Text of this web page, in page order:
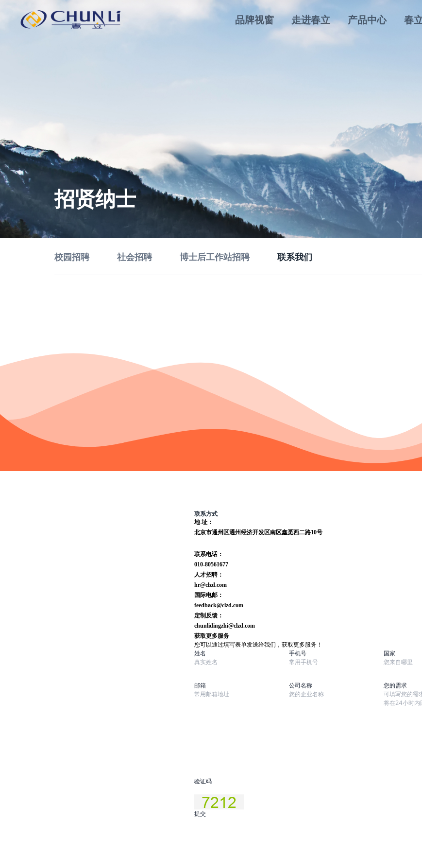
京
市
司
品牌视窗 走进春立 产品中心 春
招贤纳士
校园招聘 社会招聘 博士后工作站招聘 联系我们
联系方式
地 址：
北京市通州区通州经济开发区南区鑫觅西二路10号
联系电话：
010-80561677
人才招聘：
hr@clzd.com
国际电邮：
feedback@clzd.com
定制反馈：
chunlidingzhi@clzd.com
获取更多服务
您可以通过填写表单发送给我们，获取更多服务！
姓名
手机号 国家
邮箱 公司名称 您的需求
验证码
提交